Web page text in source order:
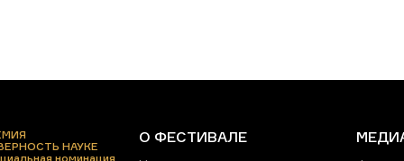
НАУКЕ
номинация
О ФЕСТИВАЛЕ